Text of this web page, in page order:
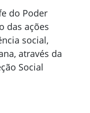
do Poder
das ações
social,
através da
Social